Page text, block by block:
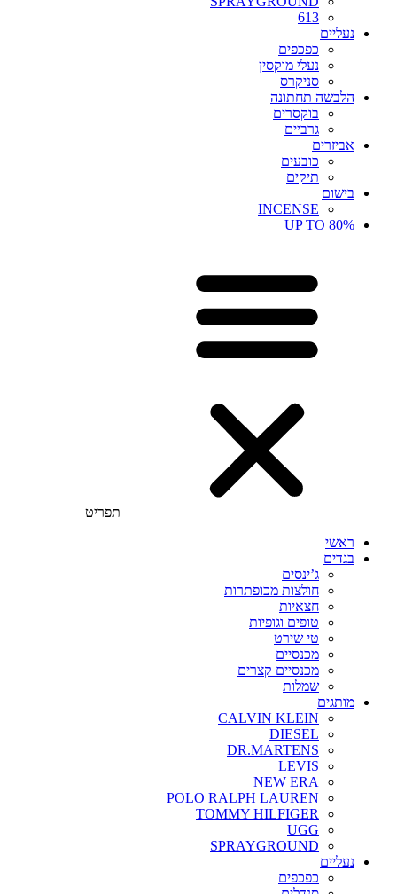
613
נעליים
כפכפים
נעלי מוקסין
סניקרס
הלבשה תחתונה
בוקסרים
גרביים
אביזרים
כובעים
תיקים
בישום
INCENSE
UP TO 80%
תפריט
ראשי
בגדים
ג’ינסים
חולצות מכופתרות
חצאיות
טופים וגופיות
טי שירט
מכנסיים
מכנסיים קצרים
שמלות
מותגים
CALVIN KLEIN
DIESEL
DR.MARTENS
LEVIS
NEW ERA
POLO RALPH LAUREN
TOMMY HILFIGER
UGG
SPRAYGROUND
נעליים
כפכפים